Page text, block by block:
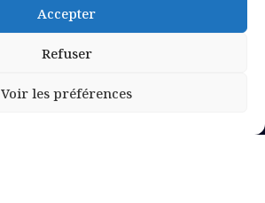
Accepter
Refuser
Voir les préférences